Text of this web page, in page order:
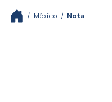
/ México / Nota